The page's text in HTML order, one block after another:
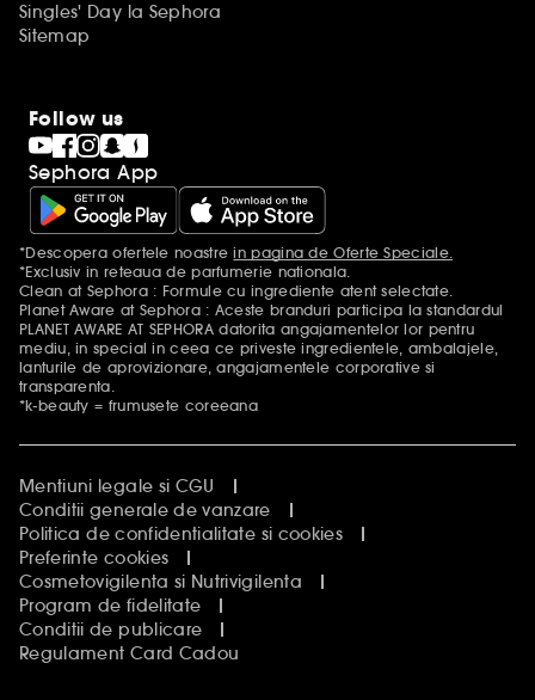
Singles' Day la Sephora
Sitemap
Follow us
Sephora App
Mentiuni aditionale
*Descopera ofertele noastrein pagina de Oferte Speciale.
*Exclusiv in reteaua de parfumerie nationala.
Clean at Sephora : Formule cu ingrediente atent selectate.
Planet Aware at Sephora : Aceste branduri participa la standardul
PLANET AWARE AT SEPHORA datorita angajamentelor lor pentru
mediu, in special in ceea ce priveste ingredientele, ambalajele,
lanturile de aprovizionare, angajamentele corporative si
transparenta.
*k-beauty = frumusete coreeana
Mentiuni legale si CGU
Conditii generale de vanzare
Politica de confidentialitate si cookies
Preferinte cookies
Cosmetovigilenta si Nutrivigilenta
Program de fidelitate
Conditii de publicare
Regulament Card Cadou